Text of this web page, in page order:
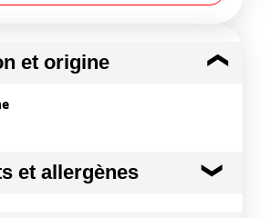
et origine
et allergènes